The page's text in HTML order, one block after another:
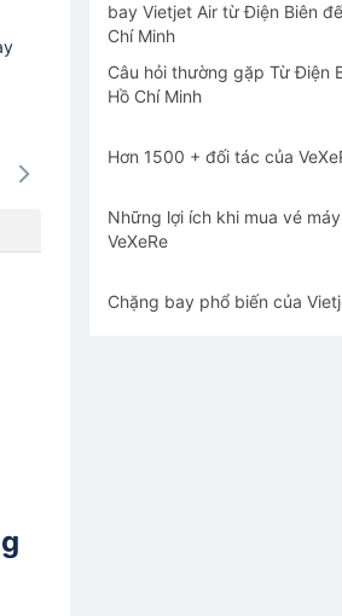
15/08
16/08
bay Vietjet Air từ Điện Biên
Chí Minh
Câu hỏi thường gặp Từ Điện
Hồ Chí Minh
Hơn 1500 + đối tác của
Những lợi ích khi mua vé
VeXeRe
Chặng bay phổ biến của